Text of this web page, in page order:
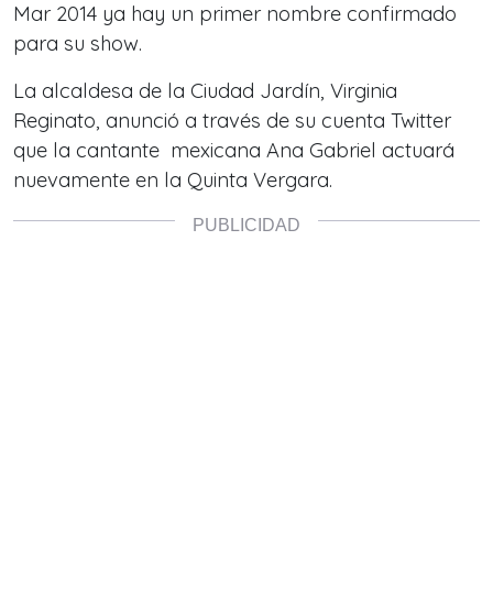
Mar 2014 ya hay un primer nombre confirmado
para su show.
La alcaldesa de la Ciudad Jardín, Virginia
Reginato, anunció a través de su cuenta Twitter
que la cantante mexicana Ana Gabriel actuará
nuevamente en la Quinta Vergara.